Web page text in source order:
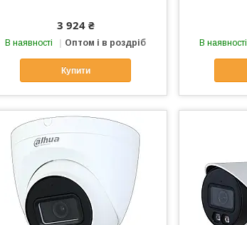
3 924 ₴
В наявності Оптом і в роздріб
Купити
В наявності